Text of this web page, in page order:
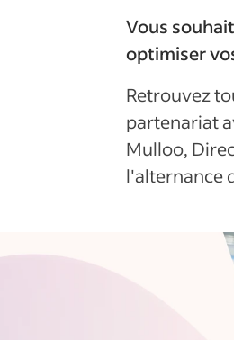
Vous
optimiser
Retrouvez
partenariat
Mulloo,
l'alternance